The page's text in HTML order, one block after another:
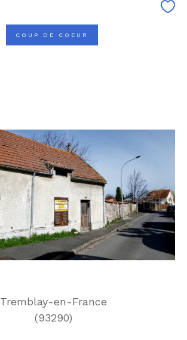
COUP DE COEUR
Tremblay-en-France
(93290)